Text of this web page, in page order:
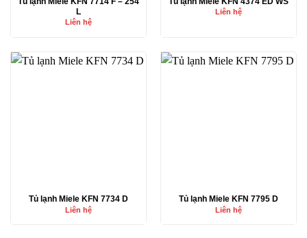
L
Liên hệ
Liên hệ
Tủ lạnh Miele KFN 7734 D
Liên hệ
Tủ lạnh Miele KFN 7795 D
Liên hệ